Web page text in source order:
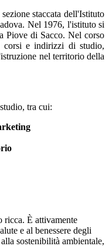
staccata dell'Istituto
Nel 1976, l'istituto si
Piove di Sacco. Nel corso
e indirizzi di studio,
nel territorio della
tra cui:
ricca. È attivamente
e al benessere degli
sostenibilità ambientale,